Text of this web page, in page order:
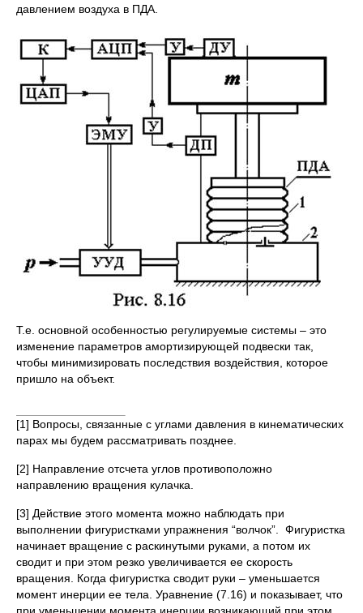
давлением воздуха в ПДА.
Т.е. основной особенностью регулируемые системы – это
изменение параметров амортизирующей подвески так,
чтобы минимизировать последствия воздействия, которое
пришло на объект.
[1] Вопросы, связанные с углами давления в кинематических
парах мы будем рассматривать позднее.
[2] Направление отсчета углов противоположно
направлению вращения кулачка.
[3] Действие этого момента можно наблюдать при
выполнении фигуристками упражнения “волчок”. Фигуристка
начинает вращение с раскинутыми руками, а потом их
сводит и при этом резко увеличивается ее скорость
вращения. Когда фигуристка сводит руки – уменьшается
момент инерции ее тела. Уравнение (7.16) и показывает, что